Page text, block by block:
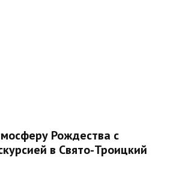
Рождества с
в Свято-Троицкий